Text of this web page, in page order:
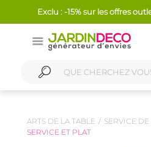
Exclu : -15% sur les offres
ARTS DE LA TABLE SERVICE DE
SERVICE ET PLAT